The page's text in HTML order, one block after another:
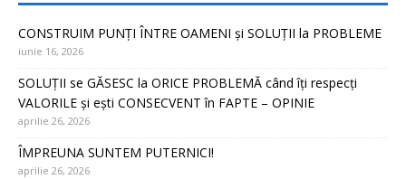
CONSTRUIM PUNȚI ÎNTRE OAMENI și SOLUȚII la PROBLEME
iunie 16, 2026
SOLUȚII se GĂSESC la ORICE PROBLEMĂ când îți respecți
VALORILE și ești CONSECVENT în FAPTE – OPINIE
aprilie 26, 2026
ÎMPREUNA SUNTEM PUTERNICI!
aprilie 26, 2026